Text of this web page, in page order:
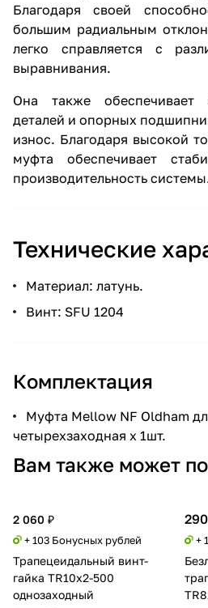
Благодаря своей
большим радиальным
легко справляется с
выравнивания.
Она также обеспечивает
деталей и опорных
износ. Благодаря высокой
муфта обеспечивает
производительность
Технические
Материал: латунь.
Винт: SFU 1204
Комплектация
Муфта Mellow NF Oldham
четырехзаходная x 1шт.
Вам также может
2 060 ₽
+ 103 Бонусных рублей
Трапецеидальный винт-
гайка TR10x2-500
однозаходный
+